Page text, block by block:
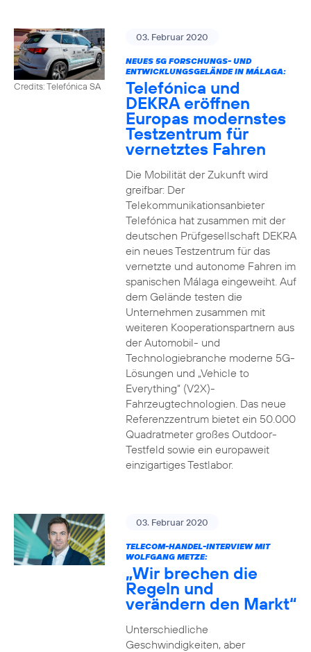
Credits: Telefónica SA
03. Februar 2020
NEUES 5G FORSCHUNGS- UND
ENTWICKLUNGSGELÄNDE IN MÁLAGA:
Telefónica und
DEKRA eröffnen
Europas modernstes
Testzentrum für
vernetztes Fahren
Die Mobilität der Zukunft wird
greifbar: Der
Telekommunikationsanbieter
Telefónica hat zusammen mit der
deutschen Prüfgesellschaft DEKRA
ein neues Testzentrum für das
vernetzte und autonome Fahren im
spanischen Málaga eingeweiht. Auf
dem Gelände testen die
Unternehmen zusammen mit
weiteren Kooperationspartnern aus
der Automobil- und
Technologiebranche moderne 5G-
Lösungen und „Vehicle to
Everything“ (V2X)-
Fahrzeugtechnologien. Das neue
Referenzzentrum bietet ein 50.000
Quadratmeter großes Outdoor-
Testfeld sowie ein europaweit
einzigartiges Testlabor.
03. Februar 2020
TELECOM-HANDEL-INTERVIEW MIT
WOLFGANG METZE:
„Wir brechen die
Regeln und
verändern den Markt“
Unterschiedliche
Geschwindigkeiten, aber